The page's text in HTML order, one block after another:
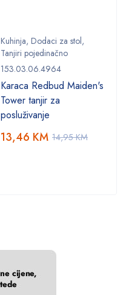
Kuhinja, Dodaci za stol,
Tanjiri pojedinačno
153.03.06.4964
Karaca Redbud Maiden's
Tower tanjir za
posluživanje
14,95KM
13,46 KM